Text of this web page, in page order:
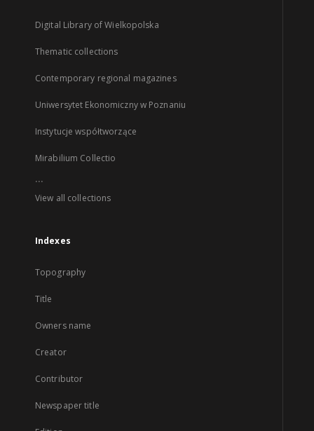
Digital Library of Wielkopolska
Thematic collections
Contemporary regional magazines
Uniwersytet Ekonomiczny w Poznaniu
Instytucje współtworzące
Mirabilium Collectio
...
View all collections
Indexes
Topography
Title
Owners name
Creator
Contributor
Newspaper title